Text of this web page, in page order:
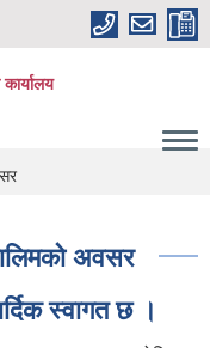
अवसर
स्वागत छ ।